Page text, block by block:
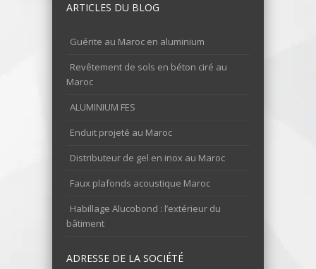
ARTICLES DU BLOG
Guérite au Maroc en aluminium
Revêtement de sols en béton ciré au
Maroc
ALUMINIUM FES
Enduit projeté au Maroc
Distributeur de gel en inox au Maroc
Faux plafonds acoustique Maroc
Habillage Alucobond : l’extérieur du
bâtiment
ADRESSE DE LA SOCIÉTÉ